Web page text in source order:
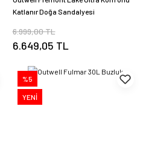
Katlanır Doğa Sandalyesi
6.999,00 TL
6.649,05 TL
%5
YENİ